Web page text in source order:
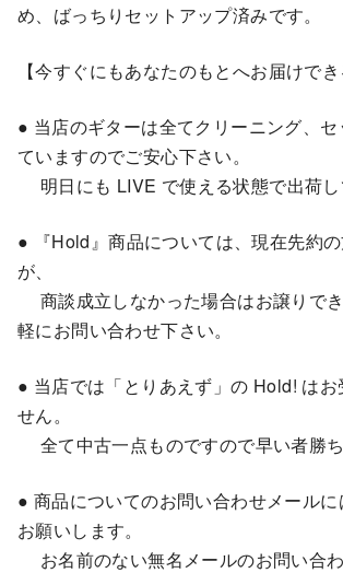
め、ばっちりセットアップ済みです。
【今すぐにもあなたのもとへお届けでき
● 当店のギターは全てクリーニング、
ていますのでご安心下さい。
明日にも LIVE で使える状態で出荷し
● 『Hold』商品については、現在先約
が、
商談成立しなかった場合はお譲りで
軽にお問い合わせ下さい。
● 当店では「とりあえず」の Hold! はお
せん。
全て中古一点ものですので早い者勝ち
● 商品についてのお問い合わせメール
お願いします。
お名前のない無名メールのお問い合